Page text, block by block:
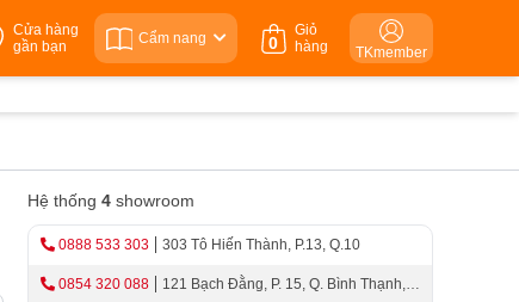
Cửa hàng
gần bạn
Cẩm nang
Giỏ
hàng
0 TKmember
Hệ thống 4 showroom
0888 533 303 303 Tô Hiến Thành, P.13, Q.10
0854 320 088
121 Bạch Đằng, P. 15, Q. Bình Thạnh,